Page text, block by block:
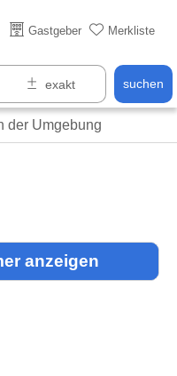
Gastgeber Merkliste
suchen
der Umgebung
anzeigen